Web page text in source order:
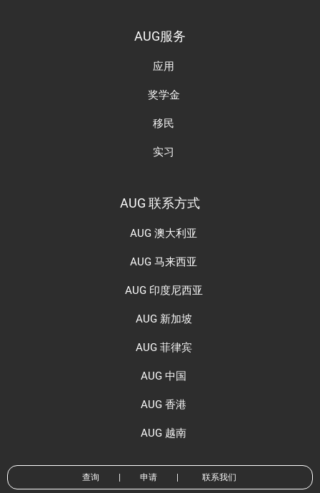
AUG服务
应用
奖学金
移民
实习
AUG 联系方式
AUG 澳大利亚
AUG 马来西亚
AUG 印度尼西亚
AUG 新加坡
AUG 菲律宾
AUG 中国
AUG 香港
AUG 越南
查询 申请 联系我们